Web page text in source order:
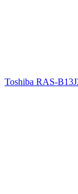
Toshiba RAS-